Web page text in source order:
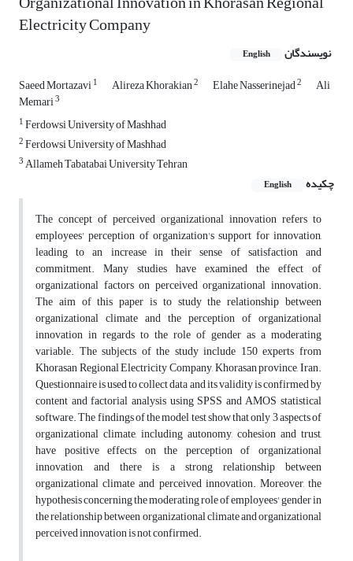
Electricity Company
نویسندگان English
Saeed Mortazavi1 Alireza Khorakian2 Elahe Nasserinejad2 Ali
Memari3
1Ferdowsi University of Mashhad
2Ferdowsi University of Mashhad
3Allameh Tabatabai University Tehran
چکیده
English
The concept of perceived organizational innovation refers to
employees' perception of organization's support for innovation,
leading to an increase in their sense of satisfaction and
commitment. Many studies have examined the effect of
organizational factors on perceived organizational innovation.
The aim of this paper is to study the relationship between
organizational climate and the perception of organizational
innovation in regards to the role of gender as a moderating
variable. The subjects of the study include 150 experts from
Khorasan Regional Electricity Company, Khorasan province, Iran.
Questionnaire is used to collect data and its validity is confirmed by
content and factorial analysis using SPSS and AMOS statistical
software. The findings of the model test show that only 3 aspects of
organizational climate, including autonomy, cohesion and trust,
have positive effects on the perception of organizational
innovation, and there is a strong relationship between
organizational climate and perceived innovation. Moreover, the
hypothesis concerning the moderating role of employees' gender in
the relationship between organizational climate and organizational
perceived innovation is not confirmed.